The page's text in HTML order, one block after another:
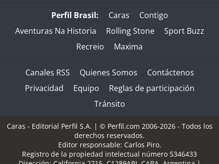
Perfil Brasil: Caras
Contigo
Aventuras Na Historia
Rolling Stone
Sport Buzz
Recreio
Maxima
Canales RSS Quienes Somos
Contáctenos
Privacidad
Equipo
Reglas de participación
Tránsito
Caras - Editorial Perfil S.A. | © Perfil.com 2006-2026 - Todos los
derechos reservados.
Editor responsable: Carlos Piro.
Registro de la propiedad intelectual número 5346433